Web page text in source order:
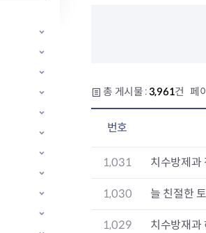
이용안내
문화체육소식
행사 및 프로그램
문화체육시설
공원녹지현황
총 게시물 :3,961건 페
번호
1,031 치수방제과
1,030 늘 친절한
1,029